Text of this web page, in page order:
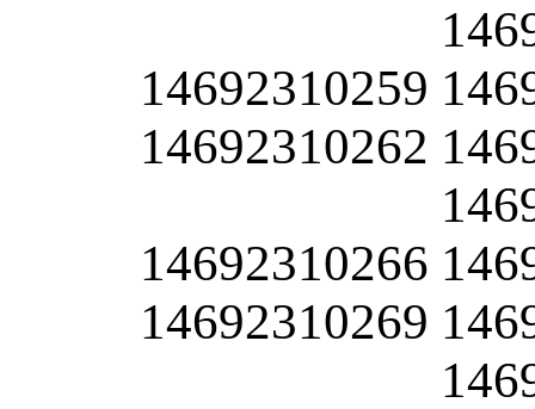
14692310259
14692310262
14692310266
14692310269